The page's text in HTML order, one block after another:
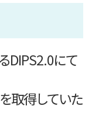
DIPS2.0にて
取得していた